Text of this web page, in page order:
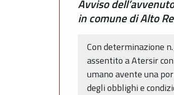
Avviso
in comune di Alto
Con determinazione
assentito a Atersir
umano avente una
degli obblighi e